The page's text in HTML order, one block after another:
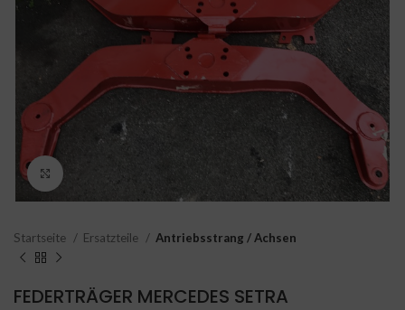
Startseite Ersatzteile Antriebsstrang / Achsen
FEDERTRÄGER MERCEDES SETRA